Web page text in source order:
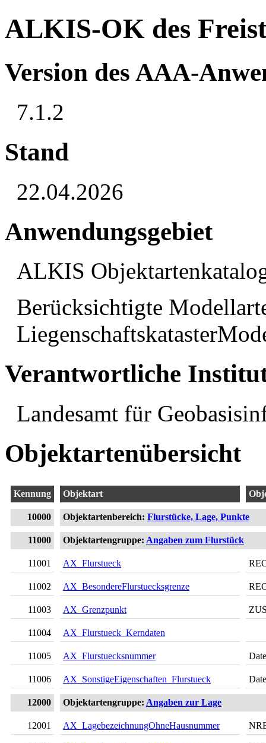
ALKIS-OK des
Version des AAA-
7.1.2
Stand
22.04.2026
Anwendungsgebiet
ALKIS
Berücksichtigte
Verantwortliche
Landesamt für
Objektartenübersicht
Kennung Objektart
10000 Objektartenbereich: Flurstücke, Lage, Punkte
11000 Objektartengruppe: Angaben zum Flurstück
11001 AX_Flurstueck
11002 AX_BesondereFlurstuecksgrenze
11003 AX_Grenzpunkt
11004 AX_Flurstueck_Kerndaten
11005 AX_Flurstuecksnummer
11006 AX_SonstigeEigenschaften_Flurstueck
12000 Objektartengruppe: Angaben zur Lage
12001 AX_LagebezeichnungOhneHausnummer